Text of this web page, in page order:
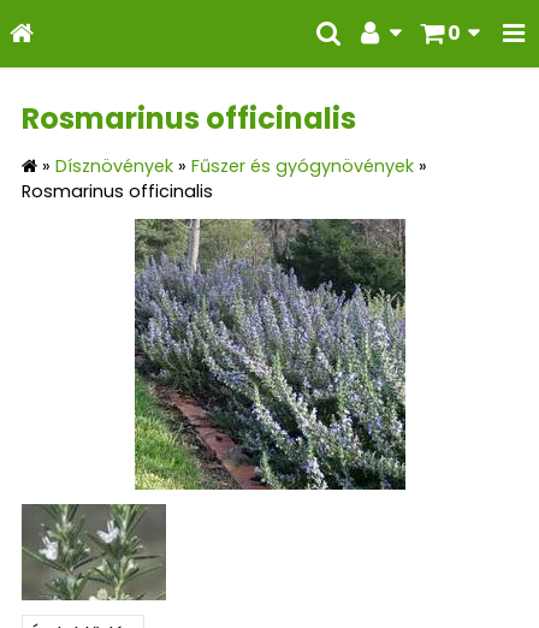
0
Rosmarinus officinalis
» Dísznövények » Fűszer és gyógynövények »
Rosmarinus officinalis